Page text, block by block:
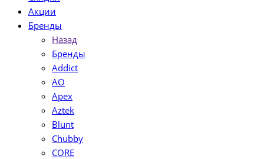
Акции
Бренды
Назад
Бренды
Addict
AO
Apex
Aztek
Blunt
Chubby
CORE